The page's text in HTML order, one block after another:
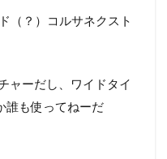
（？）コルサネクスト
ャーだし、ワイドタイ
誰も使ってねーだ